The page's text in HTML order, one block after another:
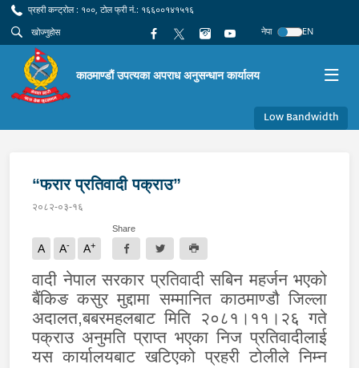
प्रहरी कन्ट्रोल : १००, टोल फ्री नं.: १६६००१४१५१६
नेपा
EN
काठमाण्डौं उपत्यका अपराध अनुसन्धान कार्यालय
Low Bandwidth
“फरार प्रतिवादी पक्राउ”
२०८२-०३-१६
A A- A+
Share
वादी नेपाल सरकार प्रतिवादी सबिन महर्जन भएको
बैंकिङ कसुर मुद्दामा सम्मानित काठमाण्डौ जिल्ला
अदालत,बबरमहलबाट मिति २०८१।११।२६ गते
पक्राउ अनुमति प्राप्त भएका निज प्रतिवादीलाई
यस कार्यालयबाट खटिएको प्रहरी टोलीले निम्न